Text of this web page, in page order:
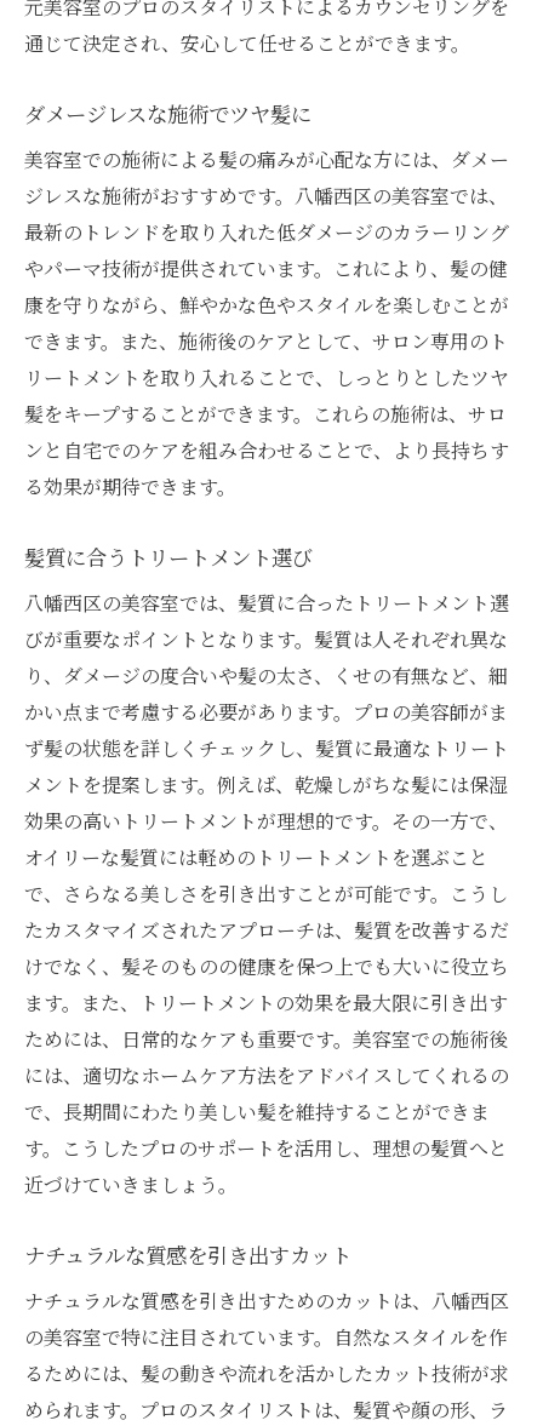
元美容室のプロのスタイリストによるカウンセリングを
通じて決定され、安心して任せることができます。
ダメージレスな施術でツヤ髪に
美容室での施術による髪の痛みが心配な方には、ダメー
ジレスな施術がおすすめです。八幡西区の美容室では、
最新のトレンドを取り入れた低ダメージのカラーリング
やパーマ技術が提供されています。これにより、髪の健
康を守りながら、鮮やかな色やスタイルを楽しむことが
できます。また、施術後のケアとして、サロン専用のト
リートメントを取り入れることで、しっとりとしたツヤ
髪をキープすることができます。これらの施術は、サロ
ンと自宅でのケアを組み合わせることで、より長持ちす
る効果が期待できます。
髪質に合うトリートメント選び
八幡西区の美容室では、髪質に合ったトリートメント選
びが重要なポイントとなります。髪質は人それぞれ異な
り、ダメージの度合いや髪の太さ、くせの有無など、細
かい点まで考慮する必要があります。プロの美容師がま
ず髪の状態を詳しくチェックし、髪質に最適なトリート
メントを提案します。例えば、乾燥しがちな髪には保湿
効果の高いトリートメントが理想的です。その一方で、
オイリーな髪質には軽めのトリートメントを選ぶこと
で、さらなる美しさを引き出すことが可能です。こうし
たカスタマイズされたアプローチは、髪質を改善するだ
けでなく、髪そのものの健康を保つ上でも大いに役立ち
ます。また、トリートメントの効果を最大限に引き出す
ためには、日常的なケアも重要です。美容室での施術後
には、適切なホームケア方法をアドバイスしてくれるの
で、長期間にわたり美しい髪を維持することができま
す。こうしたプロのサポートを活用し、理想の髪質へと
近づけていきましょう。
ナチュラルな質感を引き出すカット
ナチュラルな質感を引き出すためのカットは、八幡西区
の美容室で特に注目されています。自然なスタイルを作
るためには、髪の動きや流れを活かしたカット技術が求
められます。プロのスタイリストは、髪質や顔の形、ラ